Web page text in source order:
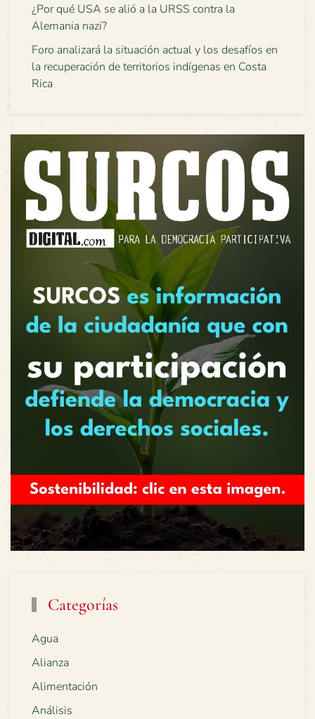
¿Por qué USA se alió a la URSS contra la
Alemania nazi?
Foro analizará la situación actual y los desafíos en
la recuperación de territorios indígenas en Costa
Rica
Categorías
Agua
Alianza
Alimentación
Análisis